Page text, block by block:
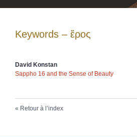
Keywords – ἔρος
David Konstan
Sappho 16 and the Sense of Beauty
Retour à l’index